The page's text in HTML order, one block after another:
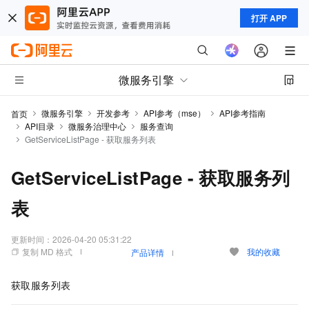
打开 APP
微服务引擎
首页 微服务引擎 开发参考 API参考（mse）
API参考指南
API目录
微服务治理中心
服务查询
GetServiceListPage - 获取服务列表
GetServiceListPage - 获取服务列
表
更新时间： 2026-04-20 05:31:22
复制 MD 格式
产品详情 我的收藏
获取服务列表